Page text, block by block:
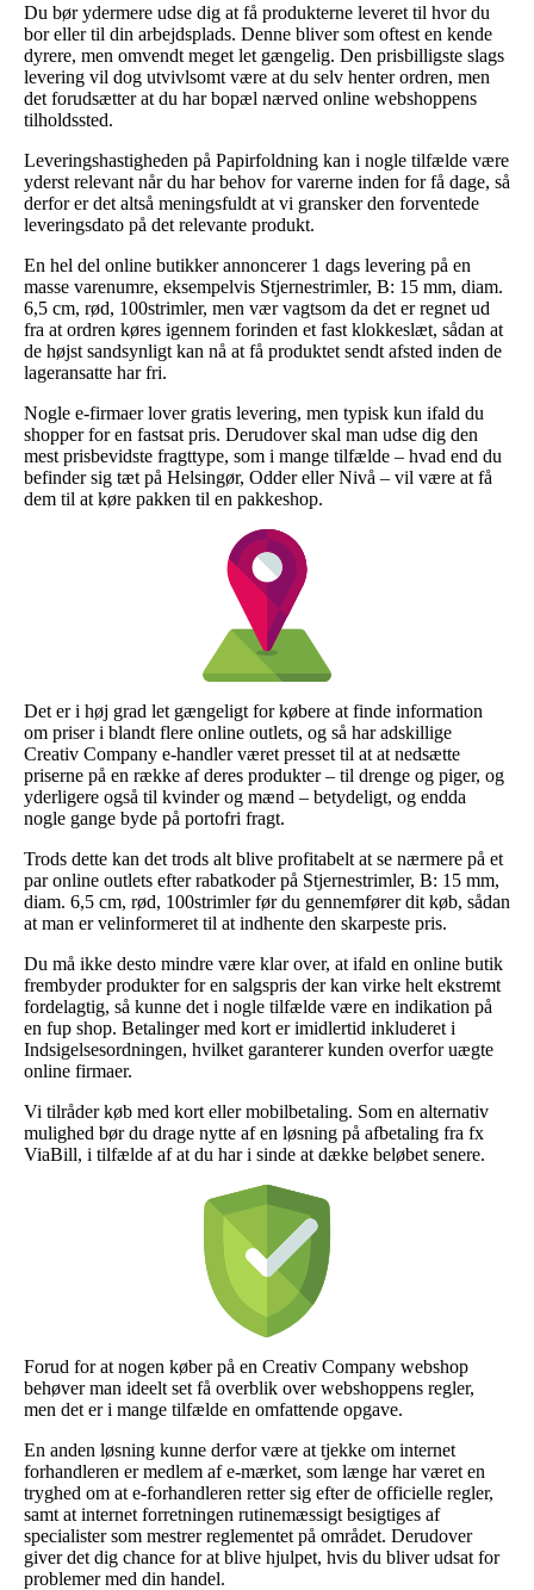
Du bør ydermere udse dig at få produkterne leveret til hvor du
bor eller til din arbejdsplads. Denne bliver som oftest en kende
dyrere, men omvendt meget let gængelig. Den prisbilligste slags
levering vil dog utvivlsomt være at du selv henter ordren, men
det forudsætter at du har bopæl nærved online webshoppens
tilholdssted.
Leveringshastigheden på Papirfoldning kan i nogle tilfælde være
yderst relevant når du har behov for varerne inden for få dage, så
derfor er det altså meningsfuldt at vi gransker den forventede
leveringsdato på det relevante produkt.
En hel del online butikker annoncerer 1 dags levering på en
masse varenumre, eksempelvis Stjernestrimler, B: 15 mm, diam.
6,5 cm, rød, 100strimler, men vær vagtsom da det er regnet ud
fra at ordren køres igennem forinden et fast klokkeslæt, sådan at
de højst sandsynligt kan nå at få produktet sendt afsted inden de
lageransatte har fri.
Nogle e-firmaer lover gratis levering, men typisk kun ifald du
shopper for en fastsat pris. Derudover skal man udse dig den
mest prisbevidste fragttype, som i mange tilfælde – hvad end du
befinder sig tæt på Helsingør, Odder eller Nivå – vil være at få
dem til at køre pakken til en pakkeshop.
Det er i høj grad let gængeligt for købere at finde information
om priser i blandt flere online outlets, og så har adskillige
Creativ Company e-handler været presset til at at nedsætte
priserne på en række af deres produkter – til drenge og piger, og
yderligere også til kvinder og mænd – betydeligt, og endda
nogle gange byde på portofri fragt.
Trods dette kan det trods alt blive profitabelt at se nærmere på et
par online outlets efter rabatkoder på Stjernestrimler, B: 15 mm,
diam. 6,5 cm, rød, 100strimler før du gennemfører dit køb, sådan
at man er velinformeret til at indhente den skarpeste pris.
Du må ikke desto mindre være klar over, at ifald en online butik
frembyder produkter for en salgspris der kan virke helt ekstremt
fordelagtig, så kunne det i nogle tilfælde være en indikation på
en fup shop. Betalinger med kort er imidlertid inkluderet i
Indsigelsesordningen, hvilket garanterer kunden overfor uægte
online firmaer.
Vi tilråder køb med kort eller mobilbetaling. Som en alternativ
mulighed bør du drage nytte af en løsning på afbetaling fra fx
ViaBill, i tilfælde af at du har i sinde at dække beløbet senere.
Forud for at nogen køber på en Creativ Company webshop
behøver man ideelt set få overblik over webshoppens regler,
men det er i mange tilfælde en omfattende opgave.
En anden løsning kunne derfor være at tjekke om internet
forhandleren er medlem af e-mærket, som længe har været en
tryghed om at e-forhandleren retter sig efter de officielle regler,
samt at internet forretningen rutinemæssigt besigtiges af
specialister som mestrer reglementet på området. Derudover
giver det dig chance for at blive hjulpet, hvis du bliver udsat for
problemer med din handel.